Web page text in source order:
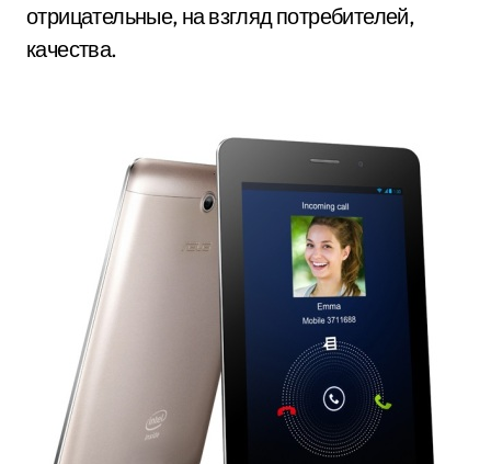
отрицательные, на взгляд потребителей,
качества.